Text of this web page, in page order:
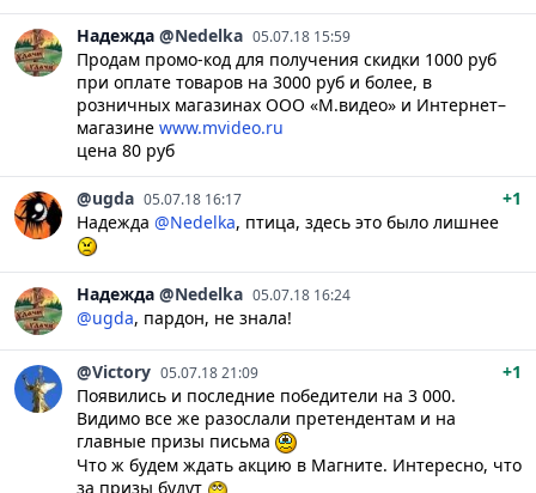
Надежда @Nedelka 05.07.18 15:59
Продам промо-код для получения скидки 1000 руб
при оплате товаров на 3000 руб и более, в
розничных магазинах ООО «М.видео» и Интернет–
магазине www.mvideo.ru
цена 80 руб
@ugda 05.07.18 16:17
+1
Надежда @Nedelka, птица, здесь это было лишнее
Надежда @Nedelka 05.07.18 16:24
@ugda, пардон, не знала!
@Victory 05.07.18 21:09
+1
Появились и последние победители на 3 000.
Видимо все же разослали претендентам и на
главные призы письма
Что ж будем ждать акцию в Магните. Интересно, что
за призы будут